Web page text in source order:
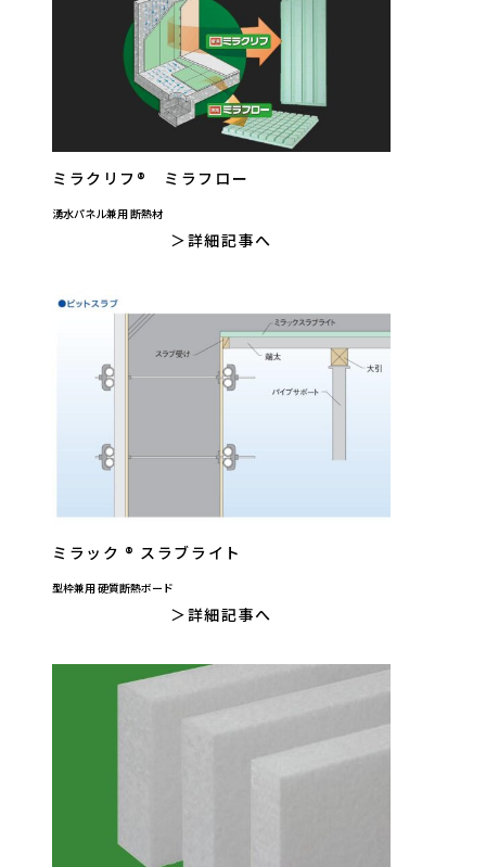
ミラクリフ® ミラフロー
湧水パネル兼用 断熱材
詳細記事へ
ミラック ® スラブライト
型枠兼用 硬質断熱ボード
詳細記事へ